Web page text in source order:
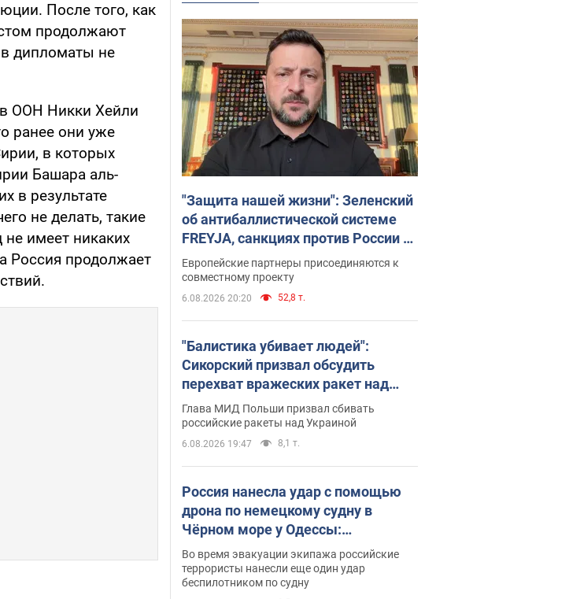
После того, как
продолжают
дипломаты не
ООН Никки Хейли
ранее они уже
в которых
Башара аль-
в результате
не делать, такие
имеет никаких
Россия продолжает
"Защита нашей жизни": Зеленский
об антибаллистической системе
FREYJA, санкциях против России и
поддержке аграриев. Видео
Европейские партнеры присоединяются к
совместному проекту
6.08.2026 20:20 52,8 т.
"Балистика убивает людей":
Сикорский призвал обсудить
перехват вражеских ракет над
Украиной
Глава МИД Польши призвал сбивать
российские ракеты над Украиной
6.08.2026 19:47 8,1 т.
Россия нанесла удар с помощью
дрона по немецкому судну в
Чёрном море у Одессы:
подробности
Во время эвакуации экипажа российские
террористы нанесли еще один удар
беспилотником по судну